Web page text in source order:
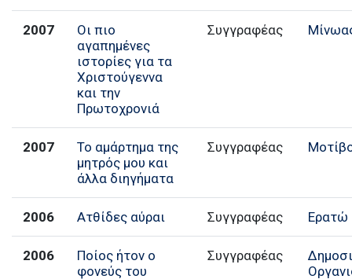
2007
Οι πιο
αγαπημένες
ιστορίες για τα
Χριστούγεννα
και την
Πρωτοχρονιά
Συγγραφέας
2007
Το αμάρτημα της
μητρός μου και
άλλα διηγήματα
Συγγραφέας
2006 Ατθίδες αύραι Συγγραφέας Ερατώ
2006
Ποίος ήτον ο
φονεύς του
Συγγραφέας